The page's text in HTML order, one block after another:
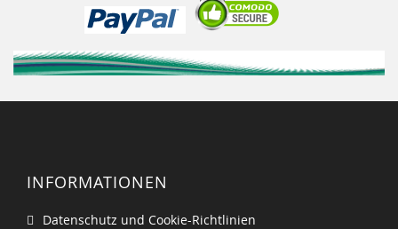
INFORMATIONEN
Datenschutz und Cookie-Richtlinien